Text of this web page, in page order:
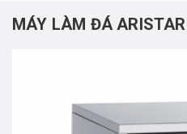
MÁY LÀM ĐÁ